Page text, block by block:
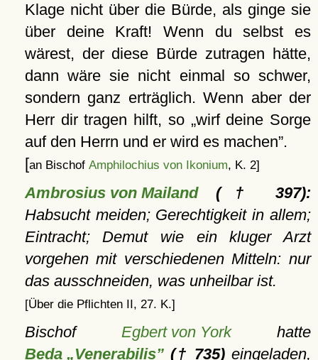
Klage nicht über die Bürde, als ginge sie
über deine Kraft! Wenn du selbst es
wärest, der diese Bürde zutragen hätte,
dann wäre sie nicht einmal so schwer,
sondern ganz erträglich. Wenn aber der
Herr dir tragen hilft, so
wirf deine Sorge
auf den Herrn und er wird es machen .
[an Bischof Amphilochius von Ikonium, K. 2]
Ambrosius von Mailand(† 397):
Habsucht meiden; Gerechtigkeit in allem;
Eintracht; Demut wie ein kluger Arzt
vorgehen mit verschiedenen Mitteln: nur
das ausschneiden, was unheilbar ist.
[Über die Pflichten II, 27. K.]
Bischof Egbert von Yorkhatte
Beda „Venerabilis”(† 735)eingeladen,